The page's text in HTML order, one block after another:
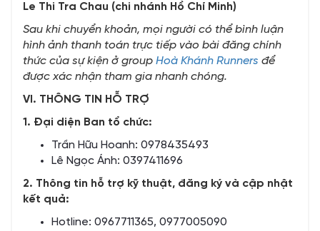
Le Thi Tra Chau (chi nhánh Hồ Chí Minh)
Sau khi chuyển khoản, mọi người có thể bình luận
hình ảnh thanh toán trực tiếp vào bài đăng chính
thức của sự kiện ở group Hoà Khánh Runners để
được xác nhận tham gia nhanh chóng.
VI. THÔNG TIN HỖ TRỢ
1. Đại diện Ban tổ chức:
Trần Hữu Hoanh: 0978435493
Lê Ngọc Ánh: 0397411696
2. Thông tin hỗ trợ kỹ thuật, đăng ký và cập nhật
kết quả:
Hotline: 0967711365, 0977005090